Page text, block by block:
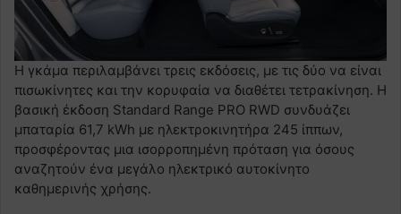
Η γκάμα περιλαμβάνει τρεις εκδόσεις, με τις δύο να είναι
πισωκίνητες και την κορυφαία να διαθέτει τετρακίνηση. Η
βασική έκδοση Standard Range PRO RWD συνδυάζει
μπαταρία 61,7 kWh με ηλεκτροκινητήρα 245 ίππων,
προσφέροντας μια ισορροπημένη πρόταση για όσους
αναζητούν ένα μεγάλο ηλεκτρικό αυτοκίνητο
καθημερινής χρήσης.